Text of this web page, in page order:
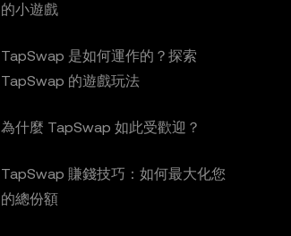
的小遊戲
TapSwap 是如何運作的？探索
TapSwap 的遊戲玩法
為什麼 TapSwap 如此受歡迎？
TapSwap 賺錢技巧：如何最大化您
的總份額